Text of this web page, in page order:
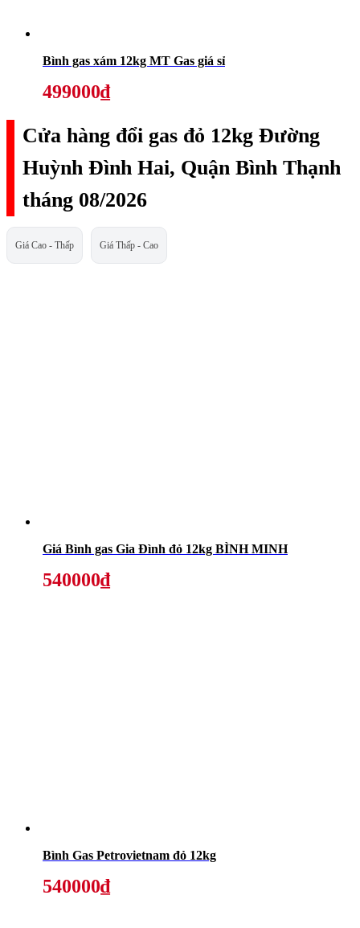
Bình gas xám 12kg MT Gas giá sỉ
499000₫
Cửa hàng đổi gas đỏ 12kg Đường
Huỳnh Đình Hai, Quận Bình Thạnh
tháng 08/2026
Giá Cao - Thấp Giá Thấp - Cao
Giá Bình gas Gia Đình đỏ 12kg BÌNH MINH
540000₫
Bình Gas Petrovietnam đỏ 12kg
540000₫